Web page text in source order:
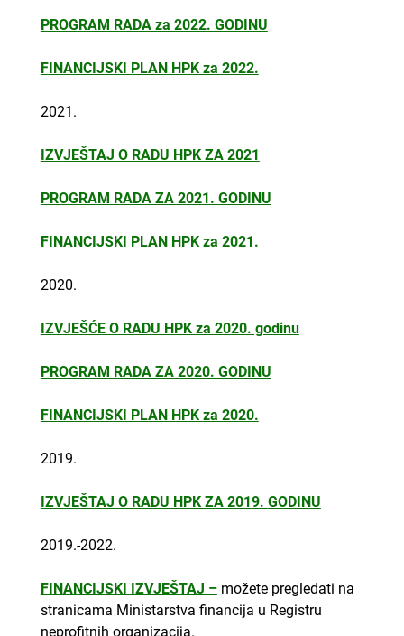
PROGRAM RADA za 2022. GODINU
FINANCIJSKI PLAN HPK za 2022.
2021.
IZVJEŠTAJ O RADU HPK ZA 2021
PROGRAM RADA ZA 2021. GODINU
FINANCIJSKI PLAN HPK za 2021.
2020.
IZVJEŠĆE O RADU HPK za 2020. godinu
PROGRAM RADA ZA 2020. GODINU
FINANCIJSKI PLAN HPK za 2020.
2019.
IZVJEŠTAJ O RADU HPK ZA 2019. GODINU
2019.-2022.
FINANCIJSKI IZVJEŠTAJ –možete pregledati na
stranicama Ministarstva financija u Registru
neprofitnih organizacija.